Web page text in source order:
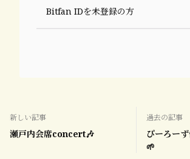
Bitfan IDを未登録の方
新しい記事
瀬戸内会席concert🎶
過去の記事
ぴーろー
🌱